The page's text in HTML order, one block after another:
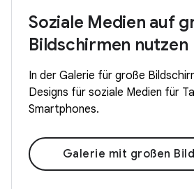
Soziale Medien auf
Bildschirmen nutzen
In der Galerie für große
Designs für soziale Medien für
Smartphones.
Galerie mit großen